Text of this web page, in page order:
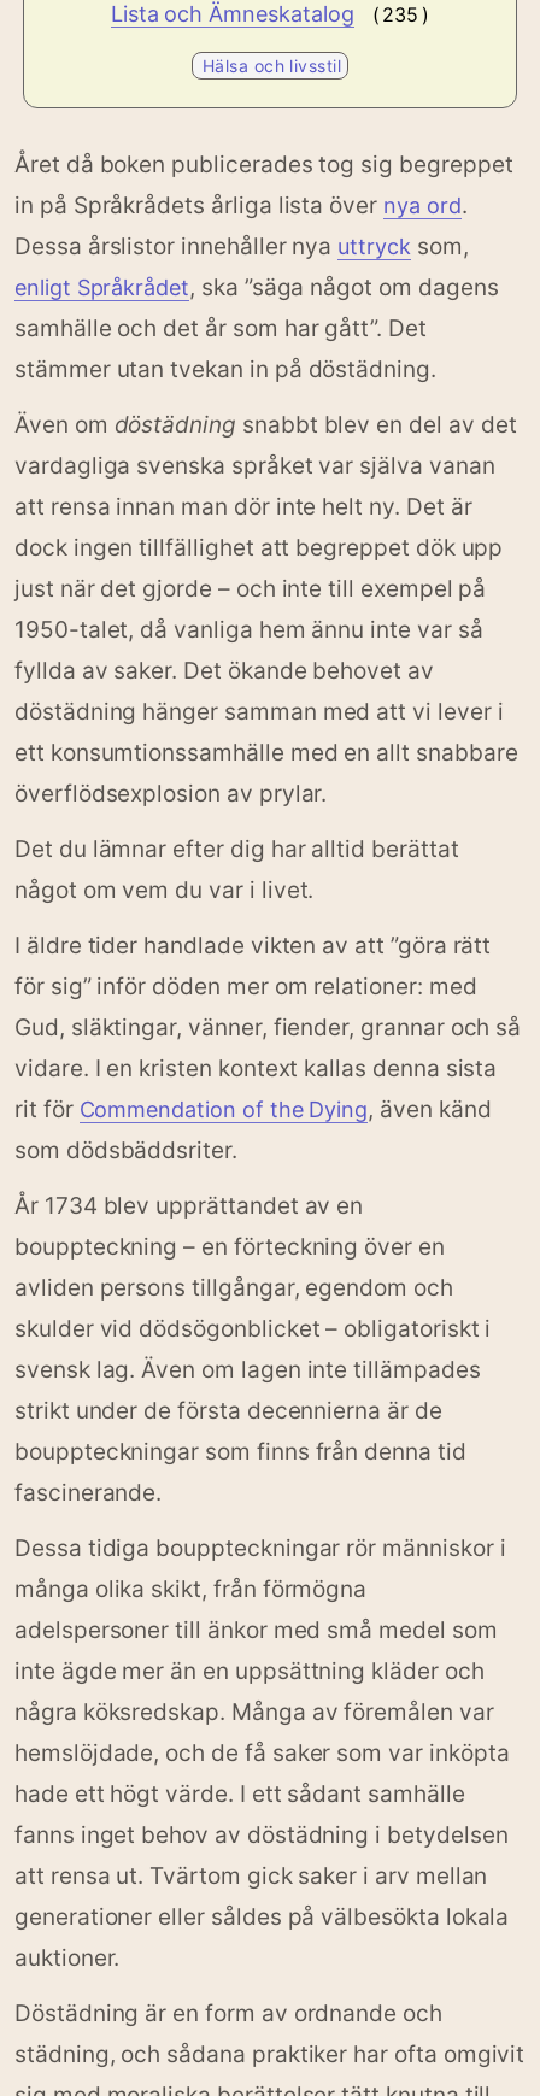
Lista och Ämneskatalog
( 235 )
Hälsa och livsstil
Året då boken publicerades tog sig begreppet
in på Språkrådets årliga lista över nya ord.
Dessa årslistor innehåller nya uttrycksom,
enligt Språkrådet, ska ”säga något om dagens
samhälle och det år som har gått”. Det
stämmer utan tvekan in på döstädning.
Även om döstädning snabbt blev en del av det
vardagliga svenska språket var själva vanan
att rensa innan man dör inte helt ny. Det är
dock ingen tillfällighet att begreppet dök upp
just när det gjorde – och inte till exempel på
1950-talet, då vanliga hem ännu inte var så
fyllda av saker. Det ökande behovet av
döstädning hänger samman med att vi lever i
ett konsumtionssamhälle med en allt snabbare
överflödsexplosion av prylar.
Det du lämnar efter dig har alltid berättat
något om vem du var i livet.
I äldre tider handlade vikten av att ”göra rätt
för sig” inför döden mer om relationer: med
Gud, släktingar, vänner, fiender, grannar och så
vidare. I en kristen kontext kallas denna sista
rit för Commendation of the Dying, även känd
som dödsbäddsriter.
År 1734 blev upprättandet av en
bouppteckning – en förteckning över en
avliden persons tillgångar, egendom och
skulder vid dödsögonblicket – obligatoriskt i
svensk lag. Även om lagen inte tillämpades
strikt under de första decennierna är de
bouppteckningar som finns från denna tid
fascinerande.
Dessa tidiga bouppteckningar rör människor i
många olika skikt, från förmögna
adelspersoner till änkor med små medel som
inte ägde mer än en uppsättning kläder och
några köksredskap. Många av föremålen var
hemslöjdade, och de få saker som var inköpta
hade ett högt värde. I ett sådant samhälle
fanns inget behov av döstädning i betydelsen
att rensa ut. Tvärtom gick saker i arv mellan
generationer eller såldes på välbesökta lokala
auktioner.
Döstädning är en form av ordnande och
städning, och sådana praktiker har ofta omgivit